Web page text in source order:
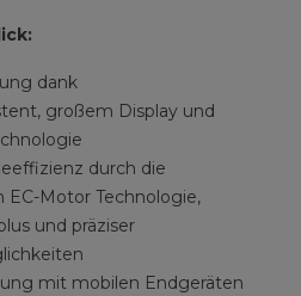
dank
großem Display und
durch die
EC-Motor Technologie,
und präziser
mit mobilen Endgeräten